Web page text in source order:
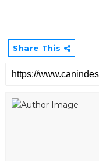
Share This